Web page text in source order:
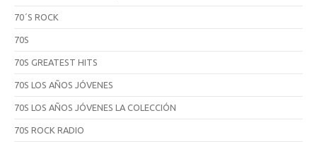
70´S ROCK
70S
70S GREATEST HITS
70S LOS AÑOS JÓVENES
70S LOS AÑOS JÓVENES LA COLECCIÓN
70S ROCK RADIO